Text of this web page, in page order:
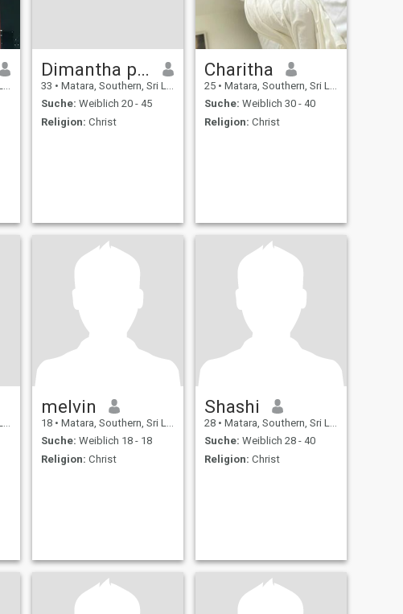
Dimantha pradeep
33 • Matara, Southern, Sri Lanka
Suche: Weiblich 20 - 45
Religion: Christ
Charitha
25 • Matara, Southern, Sri Lanka
Suche: Weiblich 30 - 40
Religion: Christ
melvin
18 • Matara, Southern, Sri Lanka
Suche: Weiblich 18 - 18
Religion: Christ
Shashi
28 • Matara, Southern, Sri Lanka
Suche: Weiblich 28 - 40
Religion: Christ